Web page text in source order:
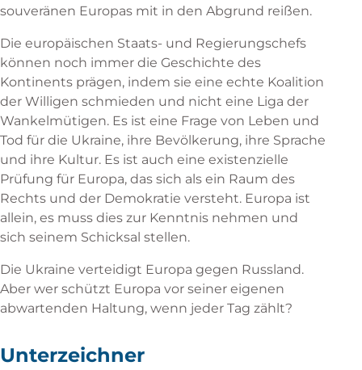
souveränen Europas mit in den Abgrund reißen.
Die europäischen Staats- und Regierungschefs
können noch immer die Geschichte des
Kontinents prägen, indem sie eine echte Koalition
der Willigen schmieden und nicht eine Liga der
Wankelmütigen. Es ist eine Frage von Leben und
Tod für die Ukraine, ihre Bevölkerung, ihre Sprache
und ihre Kultur. Es ist auch eine existenzielle
Prüfung für Europa, das sich als ein Raum des
Rechts und der Demokratie versteht. Europa ist
allein, es muss dies zur Kenntnis nehmen und
sich seinem Schicksal stellen.
Die Ukraine verteidigt Europa gegen Russland.
Aber wer schützt Europa vor seiner eigenen
abwartenden Haltung, wenn jeder Tag zählt?
Unterzeichner